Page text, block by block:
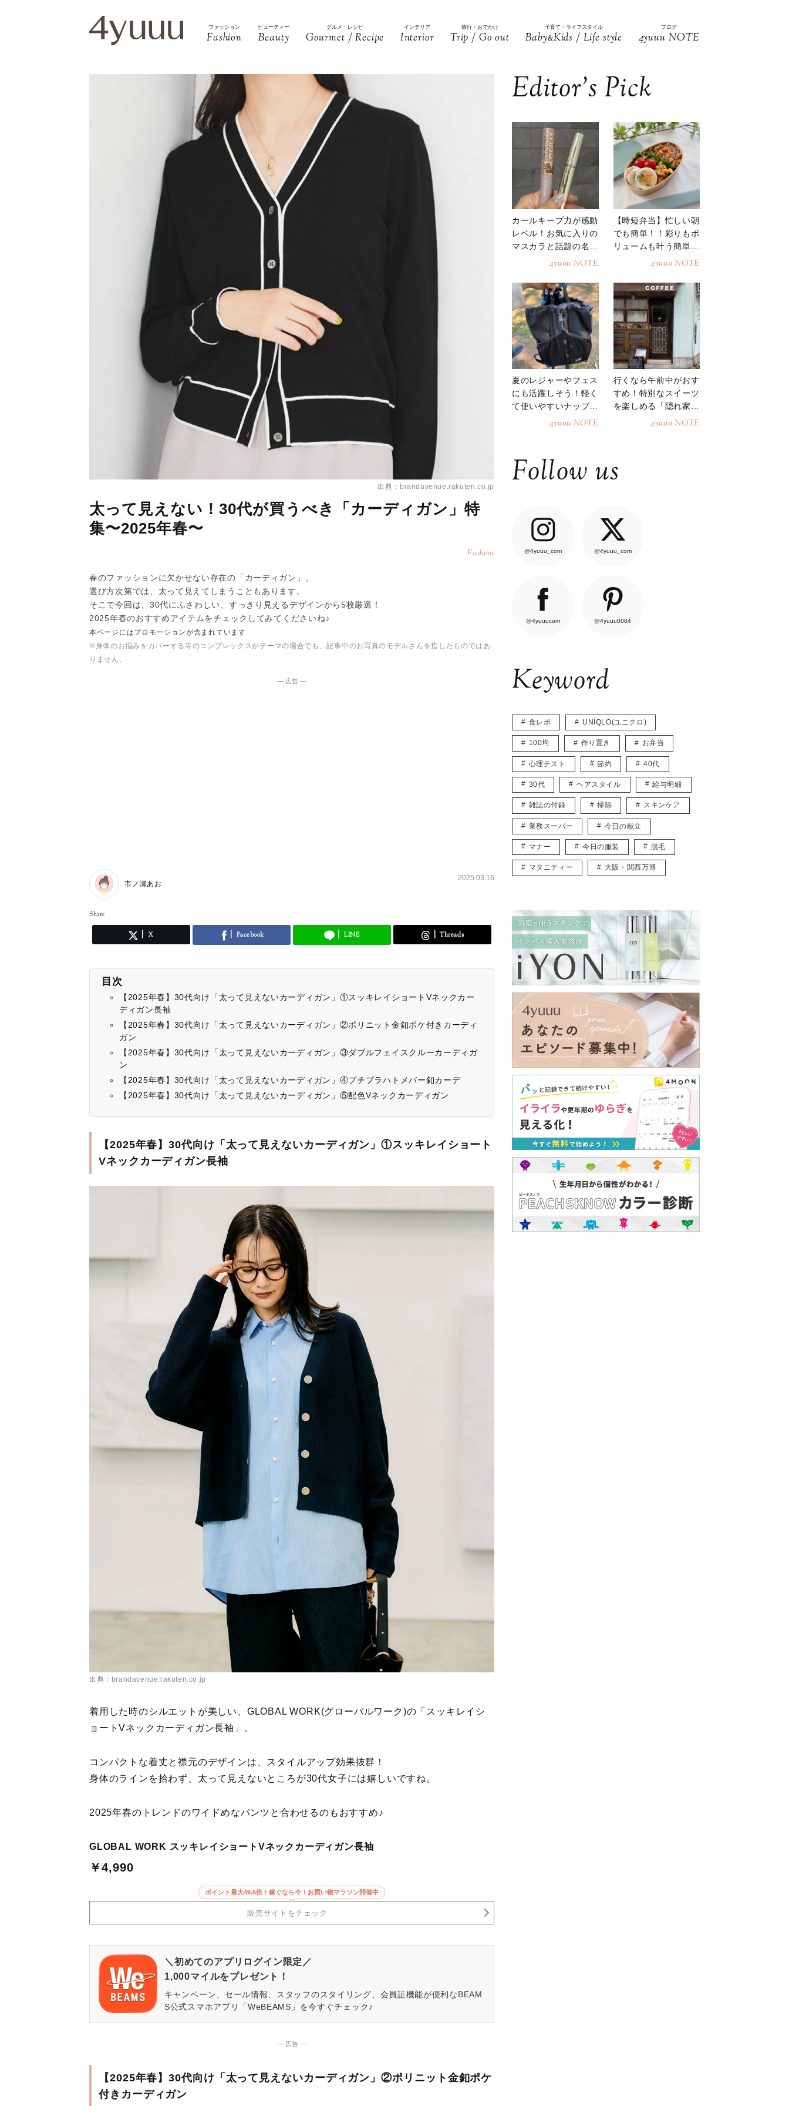
ファッション
Fashion
ビューティー
Beauty
グルメ・レシピ
Gourmet / Recipe
インテリア
Interior
旅行・おでかけ
Trip / Go out
子育て・ライフスタイル
Baby&Kids / Life style
ブログ
4yuuu NOTE
出典：brandavenue.rakuten.co.jp
太って見えない！30代が買うべき「カーディガン」特
集〜2025年春〜
Fashion
春のファッションに欠かせない存在の「カーディガン」。
選び方次第では、太って見えてしまうこともあります。
そこで今回は、30代にふさわしい、すっきり見えるデザインから5枚厳選！
2025年春のおすすめアイテムをチェックしてみてくださいね♪
本ページにはプロモーションが含まれています
※身体のお悩みをカバーする等のコンプレックスがテーマの場合でも、記事中のお写真のモデルさんを指したものではあ
りません。
― 広告 ―
市ノ瀬あお
2025.03.16
Share
X Facebook LINE Threads
目次
【2025年春】30代向け「太って見えないカーディガン」①スッキレイショートVネックカー
ディガン長袖
【2025年春】30代向け「太って見えないカーディガン」②ポリニット金釦ポケ付きカーディ
ガン
【2025年春】30代向け「太って見えないカーディガン」③ダブルフェイスクルーカーディガ
ン
【2025年春】30代向け「太って見えないカーディガン」④プチプラハトメバー釦カーデ
【2025年春】30代向け「太って見えないカーディガン」⑤配色Vネックカーディガン
【2025年春】30代向け「太って見えないカーディガン」①スッキレイショート
Vネックカーディガン長袖
出典：brandavenue.rakuten.co.jp
着用した時のシルエットが美しい、GLOBAL WORK(グローバルワーク)の「スッキレイシ
ョートVネックカーディガン長袖」。
コンパクトな着丈と襟元のデザインは、スタイルアップ効果抜群！
身体のラインを拾わず、太って見えないところが30代女子には嬉しいですね。
2025年春のトレンドのワイドめなパンツと合わせるのもおすすめ♪
GLOBAL WORK スッキレイショートVネックカーディガン長袖
￥4,990
ポイント最大49.5倍！稼ぐなら今！お買い物マラソン開催中
販売サイトをチェック
＼初めてのアプリログイン限定／
1,000マイルをプレゼント！
キャンペーン、セール情報、スタッフのスタイリング、会員証機能が便利なBEAM
S公式スマホアプリ「WeBEAMS」を今すぐチェック♪
― 広告 ―
【2025年春】30代向け「太って見えないカーディガン」②ポリニット金釦ポケ
付きカーディガン
Editor’s Pick
カールキープ力が感動
レベル！お気に入りの
マスカラと話題の名品
4yuuu NOTE
【時短弁当】忙しい朝
でも簡単！！彩りもボ
リュームも叶う簡単そ
4yuuu NOTE
夏のレジャーやフェス
にも活躍しそう！軽く
て使いやすいナップサ
4yuuu NOTE
行くなら午前中がおす
すめ！特別なスイーツ
を楽しめる「隠れ家カ
4yuuu NOTE
Follow us
@4yuuu_com @4yuuu_com
@4yuuucom @4yuuu0084
Keyword
食レポ UNIQLO(ユニクロ)
100均 作り置き お弁当
心理テスト 節約 40代
30代 ヘアスタイル 給与明細
雑誌の付録 掃除 スキンケア
業務スーパー 今日の献立
マナー 今日の服装 脱毛
マタニティー 大阪・関西万博